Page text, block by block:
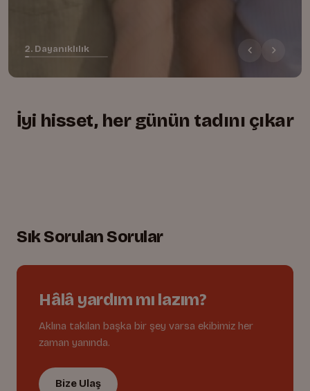
2. Dayanıklılık
İyi hisset, her günün tadını çıkar
+
Sık Sorulan Sorular
Hâlâ yardım mı lazım?
Aklına takılan başka bir şey varsa ekibimiz her
zaman yanında.
Bize Ulaş